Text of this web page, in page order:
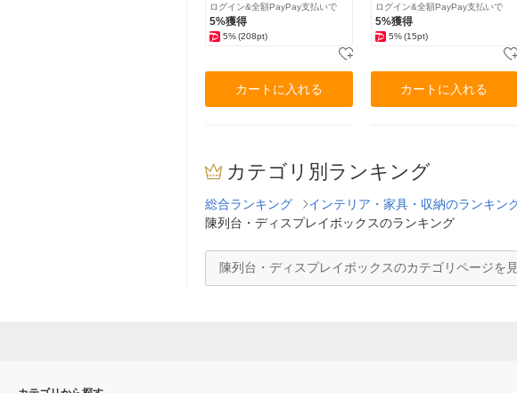
ログイン&全額PayPay支払いで
5%獲得
5%(208pt)
カートに入れる
ログイン&全額PayPay支払いで
5%獲得
5% (15pt)
カートに入れる
カテゴリ別ランキング
総合ランキング インテリア・家具・収納のランキン
陳列台・ディスプレイボックスのランキング
陳列台・ディスプレイボックスのカテゴリページを